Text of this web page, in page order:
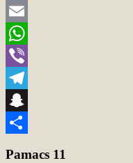
Twitter
Email
WhatsApp
Viber
Telegram
Snapchat
Pamacs 11